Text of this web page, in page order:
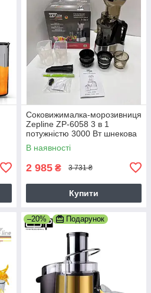
Соковижималка-морозивниця
Zepline ZP-6058 3 в 1
потужністю 3000 Вт шнекова
з чашею об'ємом 0.3 л та
функцією холодного віджиму
В наявності
2 985 ₴ 3 731 ₴
Купити
–20% Подарунок